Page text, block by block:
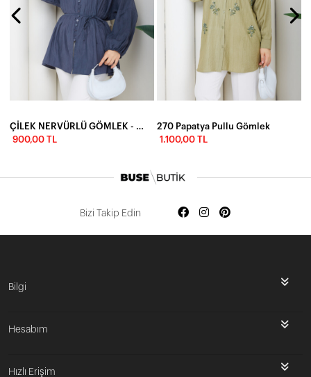
900,00 TL
270 Papatya Pullu Gömlek
1.100,00 TL
Bizi Takip Edin
Bilgi
Hesabım
Hızlı Erişim